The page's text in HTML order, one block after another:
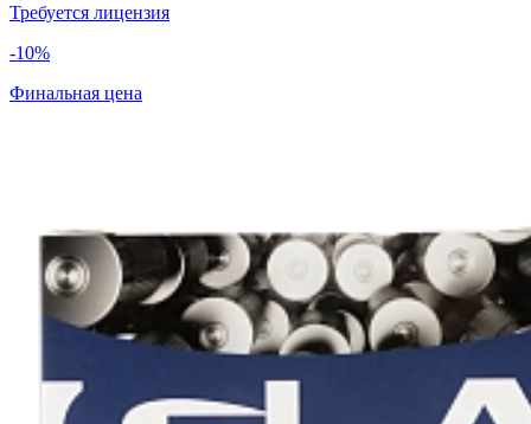
Требуется лицензия
-10%
Финальная цена